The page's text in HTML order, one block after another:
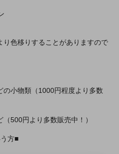
り色移りすることがありますので
小物類（1000円程度より多数
500円より多数販売中！）
方■